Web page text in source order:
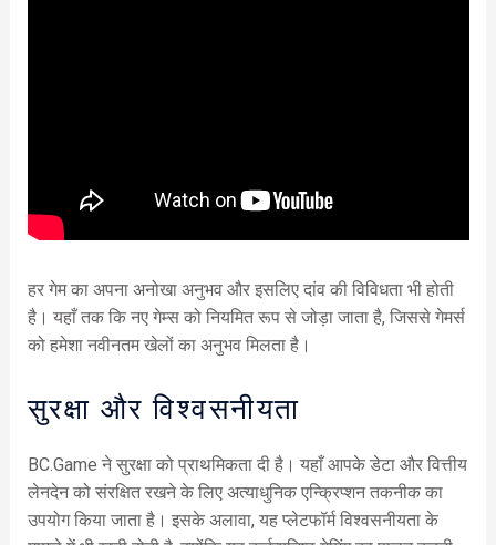
हर गेम का अपना अनोखा अनुभव और इसलिए दांव की विविधता भी होती
है। यहाँ तक कि नए गेम्स को नियमित रूप से जोड़ा जाता है, जिससे गेमर्स
को हमेशा नवीनतम खेलों का अनुभव मिलता है।
सुरक्षा और विश्वसनीयता
BC.Game ने सुरक्षा को प्राथमिकता दी है। यहाँ आपके डेटा और वित्तीय
लेनदेन को संरक्षित रखने के लिए अत्याधुनिक एन्क्रिप्शन तकनीक का
उपयोग किया जाता है। इसके अलावा, यह प्लेटफॉर्म विश्वसनीयता के